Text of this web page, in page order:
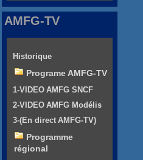
AMFG-TV
Historique
Programe AMFG-TV
1-VIDEO AMFG SNCF
2-VIDEO AMFG Modélis
3-(En direct AMFG-TV)
Programme
régional